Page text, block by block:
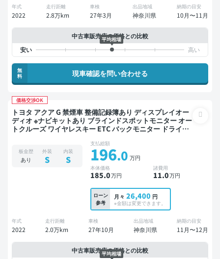
年式
2022
走行距離
2.8万km
車検
27年3月
出品地域
神奈川県
納期の目安
10月〜11月
中古車販売店の価格との比較
平均相場
無
料
現車確認を問い合わせる
価格交渉OK
トヨタ アクア G 禁煙車 整備記録簿あり ディスプレイオー
ディオ ※ナビキットあり ブラインドスポットモニター オー
トクルーズ ワイヤレスキー ETC バックモニター ドライブ
板金歴
あり
外装
S
内装
S
支払総額
196.0 万円
本体価格
185.0万円
諸費用
11.0万円
ローン
参考
月々 26,400 円
※金額は変更できます。
年式
2022
走行距離
2.0万km
車検
27年10月
出品地域
神奈川県
納期の目安
11月〜12月
中古車販売店の価格との比較
平均相場